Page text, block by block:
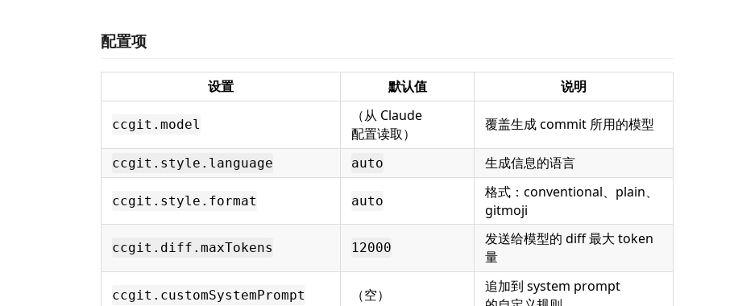
配置项
设置 默认值 说明
ccgit.model
（从 Claude
配置读取）
覆盖生成 commit 所用的模型
ccgit.style.language auto 生成信息的语言
ccgit.style.format auto
格式：conventional、plain、
gitmoji
ccgit.diff.maxTokens 12000
发送给模型的 diff 最大 token
量
ccgit.customSystemPrompt （空）
追加到 system prompt